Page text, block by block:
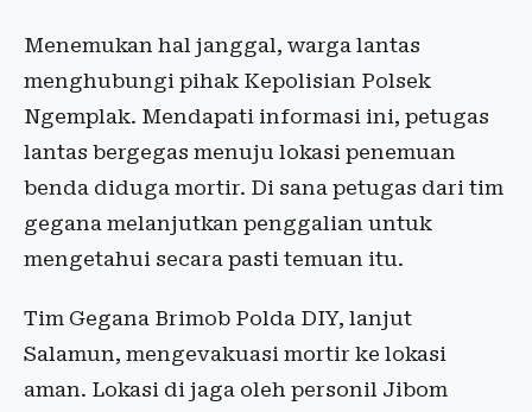
Menemukan hal janggal, warga lantas
menghubungi pihak Kepolisian Polsek
Ngemplak. Mendapati informasi ini, petugas
lantas bergegas menuju lokasi penemuan
benda diduga mortir. Di sana petugas dari tim
gegana melanjutkan penggalian untuk
mengetahui secara pasti temuan itu.
Tim Gegana Brimob Polda DIY, lanjut
Salamun, mengevakuasi mortir ke lokasi
aman. Lokasi di jaga oleh personil Jibom